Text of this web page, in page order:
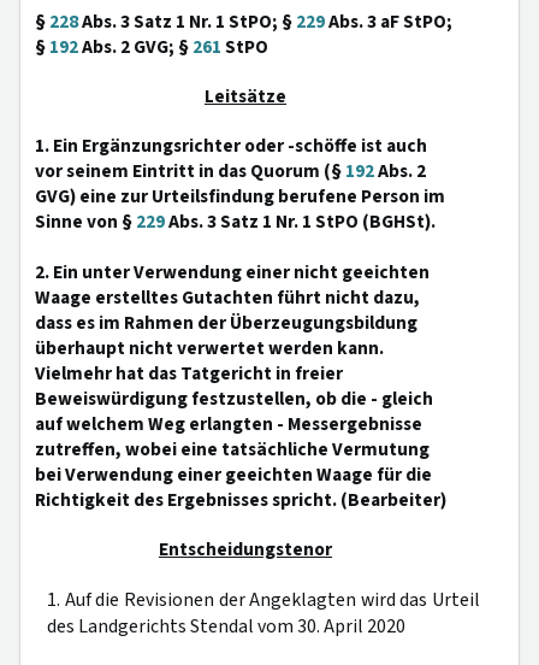
§228Abs. 3 Satz 1 Nr. 1 StPO; §229Abs. 3 aF StPO;
§192Abs. 2 GVG; §261StPO
Leitsätze
1. Ein Ergänzungsrichter oder -schöffe ist auch
vor seinem Eintritt in das Quorum (§192Abs. 2
GVG) eine zur Urteilsfindung berufene Person im
Sinne von §229Abs. 3 Satz 1 Nr. 1 StPO (BGHSt).
2. Ein unter Verwendung einer nicht geeichten
Waage erstelltes Gutachten führt nicht dazu,
dass es im Rahmen der Überzeugungsbildung
überhaupt nicht verwertet werden kann.
Vielmehr hat das Tatgericht in freier
Beweiswürdigung festzustellen, ob die - gleich
auf welchem Weg erlangten - Messergebnisse
zutreffen, wobei eine tatsächliche Vermutung
bei Verwendung einer geeichten Waage für die
Richtigkeit des Ergebnisses spricht. (Bearbeiter)
Entscheidungstenor
1. Auf die Revisionen der Angeklagten wird das Urteil
des Landgerichts Stendal vom 30. April 2020